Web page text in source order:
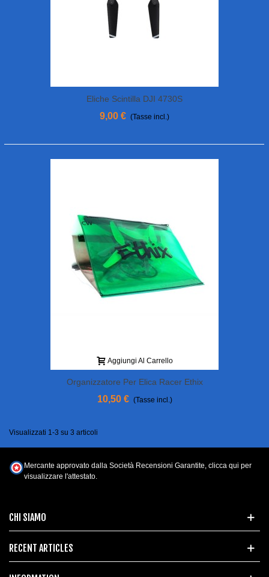
Eliche Scintilla DJI 4730S
9,00 € (Tasse incl.)
Aggiungi Al Carrello
Organizzatore Per Elica Racer Ethix
10,50 € (Tasse incl.)
Visualizzati 1-3 su 3 articoli
CHI SIAMO
RECENT ARTICLES
Mercante approvato dalla Società Recensioni Garantite, clicca qui per
visualizzare l'attestato.